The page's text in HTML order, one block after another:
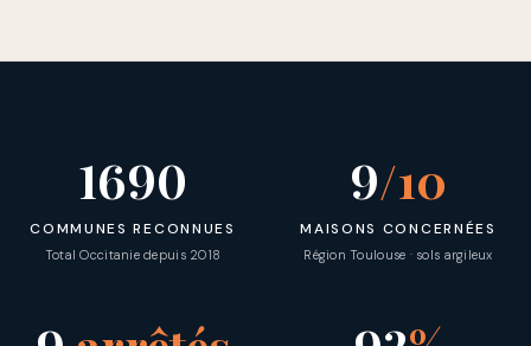
1690
COMMUNES RECONNUES
Total Occitanie depuis 2018
9/10
MAISONS CONCERNÉES
Région Toulouse · sols argileux